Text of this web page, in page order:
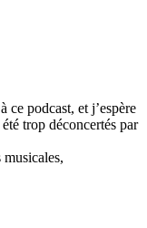
podcast, et j’espère
trop déconcertés par